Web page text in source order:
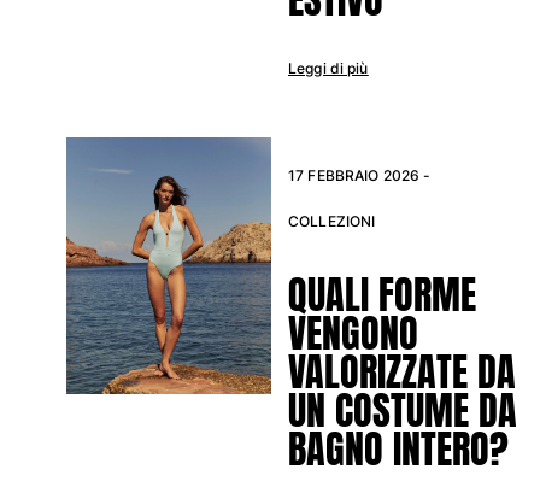
Domande frequenti
Trova il negozio
Contattaci
Monitora il mio ordine
Il mio account
Leggi di più
17 FEBBRAIO 2026 -
COLLEZIONI
QUALI FORME
VENGONO
VALORIZZATE DA
UN COSTUME DA
BAGNO INTERO?